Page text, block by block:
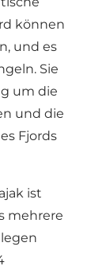
können
und es
Sie
um die
und die
Fjords
ist
mehrere